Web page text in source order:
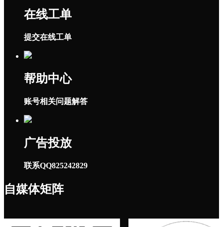
在线工单
提交在线工单
帮助中心
账号相关问题解答
广告投放
联系QQ825242829
自媒体矩阵